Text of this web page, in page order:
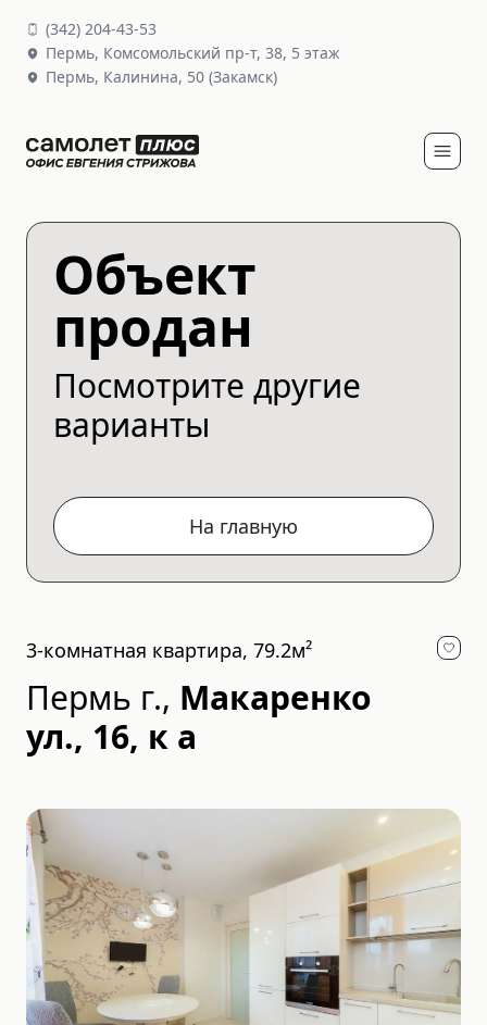
(342) 204-43-53
Пермь, Комсомольский пр-т, 38, 5 этаж
Пермь, Калинина, 50 (Закамск)
Объект
продан
Посмотрите другие
варианты
На главную
3-комнатная квартира, 79.2м²
Пермь г., Макаренко
ул., 16, к а